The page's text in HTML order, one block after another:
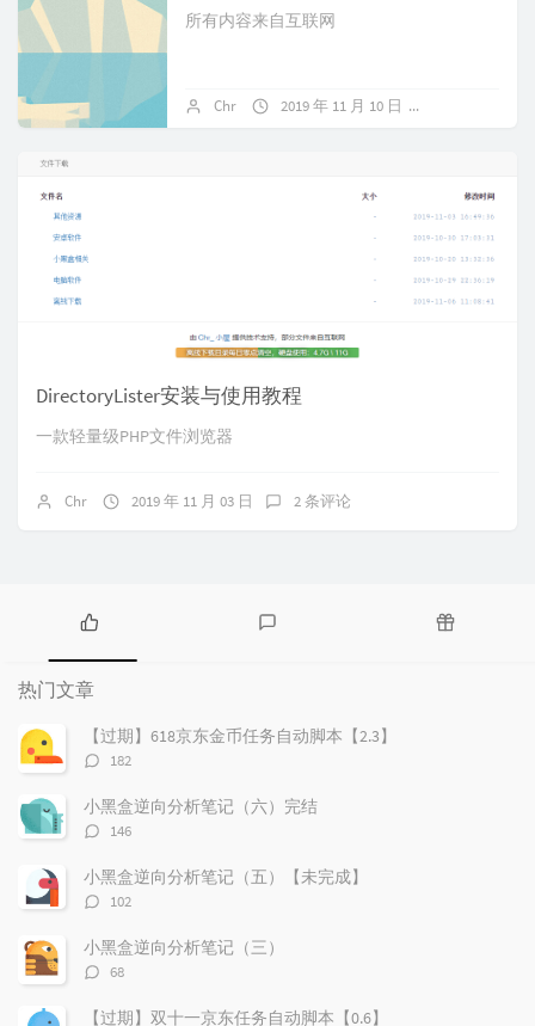
所有内容来自互联网
Chr 2019 年 11 月 10 日
DirectoryLister安装与使用教程
一款轻量级PHP文件浏览器
Chr 2019 年 11 月 03 日 2 条评论
热
门
文
章
论
热门文章
【过期】618京东金币任务自动脚本【2.3】
评
数：
182
小黑盒逆向分析笔记（六）完结
评
数：
146
小黑盒逆向分析笔记（五）【未完成】
评
数：
102
小黑盒逆向分析笔记（三）
评
数：
68
【过期】双十一京东任务自动脚本【0.6】